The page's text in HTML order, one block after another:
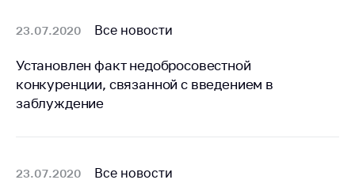
совет
Соискателям
Награждения
Белорусская
Общественная
23.07.2020 Все новости
Установлен факт недобросовестной
конкуренции, связанной с введением в
заблуждение
23.07.2020 Все новости